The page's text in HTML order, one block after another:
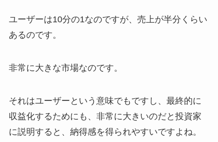
ユーザーは10分の1なのですが、売上が半分くらい
あるのです。
非常に大きな市場なのです。
それはユーザーという意味でもですし、最終的に
収益化するためにも、非常に大きいのだと投資家
に説明すると、納得感を得られやすいですよね。